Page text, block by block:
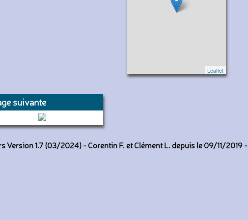
Leaflet
suivante
213 (CTVH)
Version 1.7 (03/2024) - Corentin F. et Clément L. depuis le 09/11/2019 -